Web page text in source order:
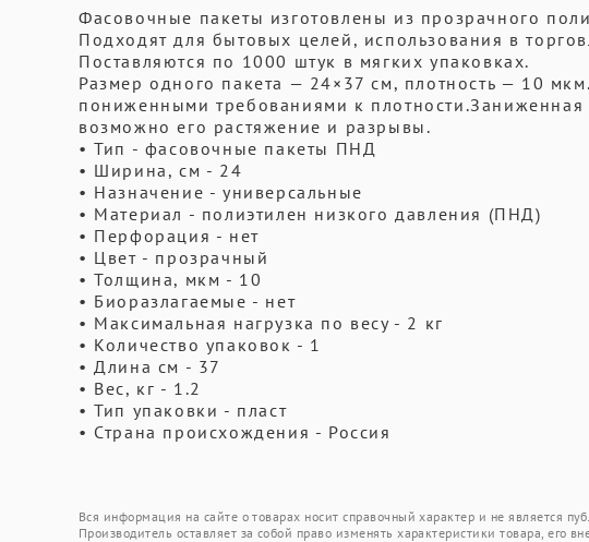
Фасовочные пакеты изготовлены из прозрачного
Подходят для бытовых целей, использования в
Поставляются по 1000 штук в мягких упаковках.
Размер одного пакета — 24×37 см, плотность — 10
пониженными требованиями к плотности.Заниженная
возможно его растяжение и разрывы.
• Тип - фасовочные пакеты ПНД
• Ширина, см - 24
• Назначение - универсальные
• Материал - полиэтилен низкого давления (ПНД)
• Перфорация - нет
• Цвет - прозрачный
• Толщина, мкм - 10
• Биоразлагаемые - нет
• Максимальная нагрузка по весу - 2 кг
• Количество упаковок - 1
• Длина см - 37
• Вес, кг - 1.2
• Тип упаковки - пласт
• Страна происхождения - Россия
Вся информация на сайте о товарах носит справочный характер и не является
Производитель оставляет за собой право изменять характеристики товара, его